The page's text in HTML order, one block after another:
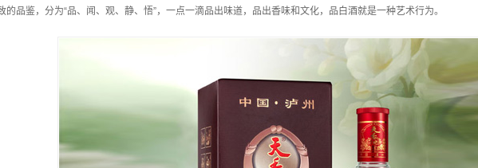
的品鉴，分为“品、闻、观、静、悟”，一点一滴品出味道，品出香味和文化，品白酒就是一种艺术行为。